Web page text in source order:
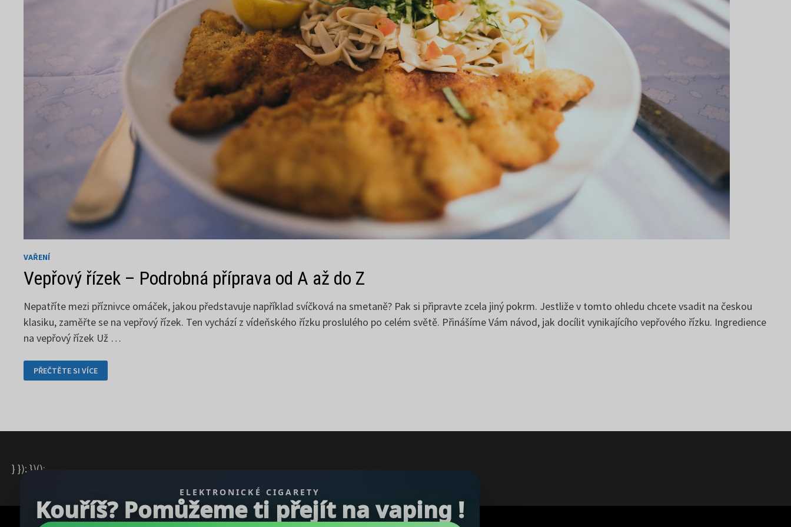
VAŘENÍ
Vepřový řízek – Podrobná příprava od A až do Z
Nepatříte mezi příznivce omáček, jakou představuje například svíčková na smetaně? Pak si připravte zcela jiný pokrm. Jestliže v tomto ohledu chcete vsadit na českou
klasiku, zaměřte se na vepřový řízek. Ten vychází z vídeňského řízku proslulého po celém světě. Přinášíme Vám návod, jak docílit vynikajícího vepřového řízku. Ingredience
na vepřový řízek Už …
VEPŘOVÝ
ŘÍZEK
–
DO
PŘEČTĚTE SI VÍCE
ELEKTRONICKÉ CIGARETY
Kouříš? Pomůžeme ti přejít na vaping !
} }); })();
Copyright © 2026REGBU.COM.